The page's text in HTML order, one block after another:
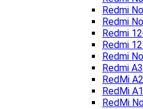
Redmi
Redmi
Redmi
Redmi
Redmi
Redmi A3
RedMi A2
RedMi A1
RedMi